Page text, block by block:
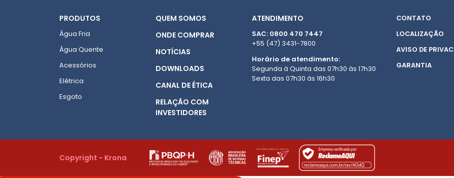
PRODUTOS
Água Fria
Água Quente
Acessórios
Elétrica
Esgoto
QUEM SOMOS
ONDE COMPRAR
NOTÍCIAS
DOWNLOADS
CANAL DE ÉTICA
RELAÇÃO COM
INVESTIDORES
ATENDIMENTO
SAC: 0800 470 7447
+55 (47) 3431-7800
Horário de atendimento:
Segunda à Quinta das 07h30 às 17h30
Sexta das 07h30 às 16h30
CONTATO
LOCALIZAÇÃO
AVISO DE
GARANTIA
Copyright - Krona